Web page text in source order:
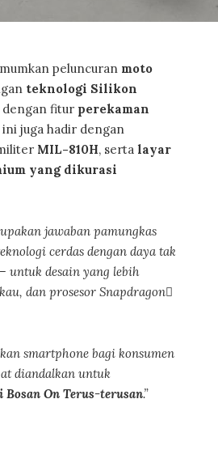
peluncuran moto
teknologi Silikon
dengan fitur perekaman
juga hadir dengan
MIL-810H, serta layar
yang dikurasi
jawaban pamungkas
cerdas dengan daya tak
untuk desain yang lebih
dan prosesor Snapdragon
smartphone bagi konsumen
diandalkan untuk
Bosan On Terus-terusan.”